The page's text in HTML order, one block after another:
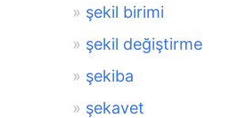
şekil birimi
şekil değiştirme
şekiba
şekavet